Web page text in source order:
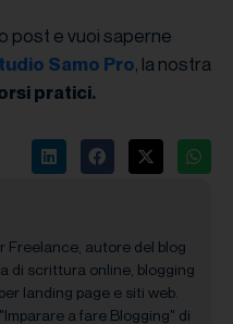
post e vuoi saperne
Samo Pro, la nostra
pratici.
Freelance, autore del blog
di scrittura online, blogging
landing page e siti web.
a fare Blogging" di